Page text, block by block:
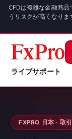
CFDは複雑な金融商
うリスクが高くなり
ライブサポート
FXPRO 日本 · 取